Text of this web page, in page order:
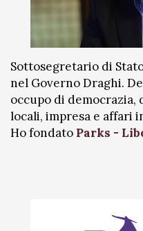
Sottosegretario di
nel Governo Draghi.
occupo di
locali, impresa e affari
Ho fondato Parks -